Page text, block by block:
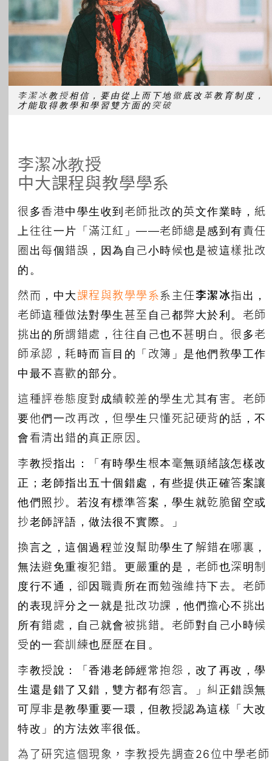
李潔冰教授相信，要由從上而下地徹底改革教育制度，
才能取得教學和學習雙方面的突破
李潔冰教授
中大課程與教學學系
很多香港中學生收到老師批改的英文作業時，紙
上往往一片「滿江紅」——老師總是感到有責任
圈出每個錯誤，因為自己小時候也是被這樣批改
的。
然而，中大課程與教學學系系主任李潔冰指出，
老師這種做法對學生甚至自己都弊大於利。老師
挑出的所謂錯處，往往自己也不甚明白。很多老
師承認，耗時而盲目的「改簿」是他們教學工作
中最不喜歡的部分。
這種評卷態度對成績較差的學生尤其有害。老師
要他們一改再改，但學生只懂死記硬背的話，不
會看清出錯的真正原因。
李教授指出：「有時學生根本毫無頭緒該怎樣改
正；老師指出五十個錯處，有些提供正確答案讓
他們照抄。若沒有標準答案，學生就乾脆留空或
抄老師評語，做法很不實際。」
換言之，這個過程並沒幫助學生了解錯在哪裏，
無法避免重複犯錯。更嚴重的是，老師也深明制
度行不通，卻因職責所在而勉強維持下去。老師
的表現評分之一就是批改功課，他們擔心不挑出
所有錯處，自己就會被挑錯。老師對自己小時候
受的一套訓練也歷歷在目。
李教授說：「香港老師經常抱怨，改了再改，學
生還是錯了又錯，雙方都有怨言。」糾正錯誤無
可厚非是教學重要一環，但教授認為這樣「大改
特改」的方法效率很低。
為了研究這個現象，李教授先調查26位中學老師